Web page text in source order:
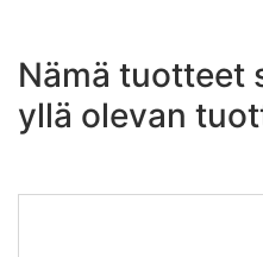
Nämä tuotteet
yllä olevan